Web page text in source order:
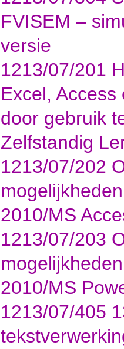
FVISEM –
versie
1213/07/201
Excel,
door gebruik
Zelfstandig
1213/07/202
2010/MS
1213/07/203
2010/MS
1213/07/405